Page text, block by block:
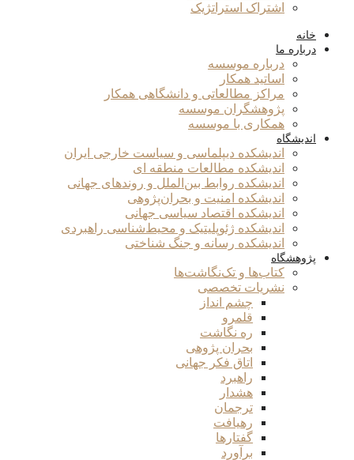
اشتراک استراتژیک
خانه
درباره ما
درباره موسسه
اساتید همکار
مراکز مطالعاتی و دانشگاهی همکار
پژوهشگران موسسه
همکاری با موسسه
اندیشگاه
اندیشکده دیپلماسی و سیاست خارجی ایران
اندیشکده مطالعات منطقه ای
اندیشکده روابط بین‌الملل و روندهای جهانی
اندیشکده امنیت و بحران‌پژوهی
اندیشکده اقتصاد سیاسی جهانی
اندیشکده ژئوپلیتیک و محیط‌شناسی راهبردی
اندیشکده رسانه و جنگ شناختی
پژوهشگاه
کتاب‌ها و تک‌نگاشت‌ها
نشریات تخصصی
چشم انداز
قلمرو
ره نگاشت
بحران پژوهی
اتاق فکر جهانی
راهبرد
هشدار
ترجمان
رهیافت
گفتارها
برآورد